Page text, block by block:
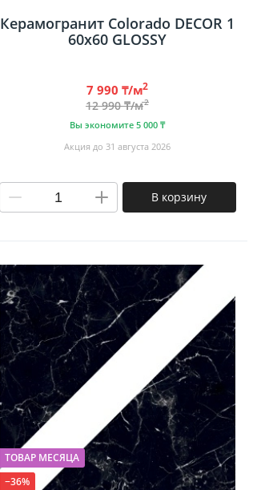
Керамогранит Colorado DECOR 1
60х60 GLOSSY
7 990 ₸/м2
12 990 ₸/м2
Вы экономите 5 000 ₸
Акция до 31 августа 2026
В корзину
ТОВАР МЕСЯЦА
−36%